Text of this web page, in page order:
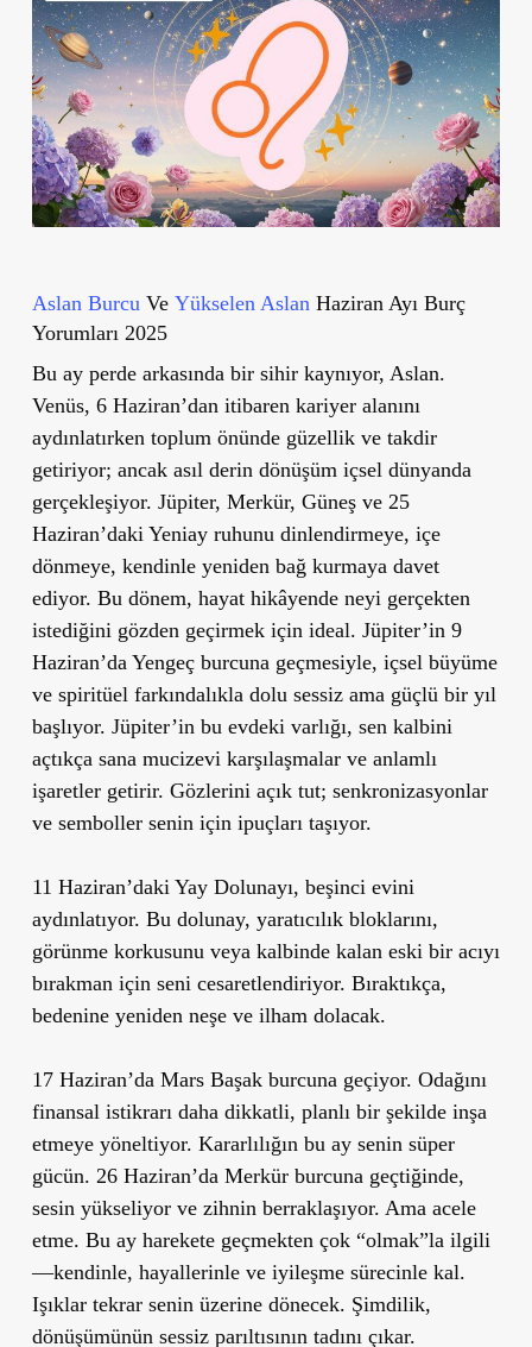
Aslan Burcu Ve Yükselen Aslan Haziran Ayı Burç
Yorumları 2025
Bu ay perde arkasında bir sihirkaynıyor, Aslan.
Venüs, 6 Haziran’dan itibaren kariyer alanını
aydınlatırken toplum önünde güzellik ve takdir
getiriyor; ancak asıl derin dönüşüm içsel dünyanda
gerçekleşiyor. Jüpiter, Merkür, Güneş ve 25
Haziran’daki Yeniayruhunu dinlendirmeye, içe
dönmeye, kendinle yeniden bağ kurmaya davet
ediyor. Bu dönem, hayat hikâyende neyi gerçekten
istediğini gözden geçirmek için ideal. Jüpiter’in 9
Haziran’da Yengeç burcuna geçmesiyle, içsel büyüme
ve spiritüel farkındalıkla dolu sessiz ama güçlü bir yıl
başlıyor. Jüpiter’in bu evdeki varlığı, sen kalbini
açtıkça sana mucizevi karşılaşmalar ve anlamlı
işaretlergetirir. Gözlerini açık tut; senkronizasyonlar
ve semboller senin için ipuçları taşıyor.
11 Haziran’daki Yay Dolunayı, beşinci evini
aydınlatıyor. Bu dolunay, yaratıcılık bloklarını,
görünme korkusunu veya kalbinde kalan eski bir acıyı
bırakman için seni cesaretlendiriyor. Bıraktıkça,
bedenine yeniden neşe ve ilham dolacak.
17 Haziran’da Mars Başak burcuna geçiyor. Odağını
finansal istikrarı daha dikkatli, planlı bir şekilde inşa
etmeyeyöneltiyor. Kararlılığın bu ay senin süper
gücün. 26 Haziran’da Merkür burcuna geçtiğinde,
sesin yükseliyor ve zihnin berraklaşıyor. Ama acele
etme. Bu ay harekete geçmekten çok “olmak”la ilgili
—kendinle, hayallerinle ve iyileşme sürecinle kal.
Işıklar tekrar senin üzerine dönecek. Şimdilik,
dönüşümünün sessiz parıltısının tadını çıkar.